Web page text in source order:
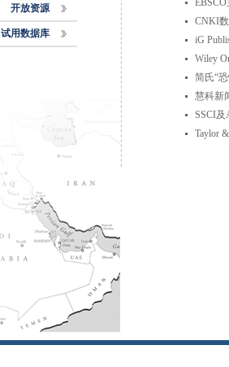
开放资源
试用数据库
CNKI
iG
Wiley
简氏“
慧科新
SSCI
Taylor